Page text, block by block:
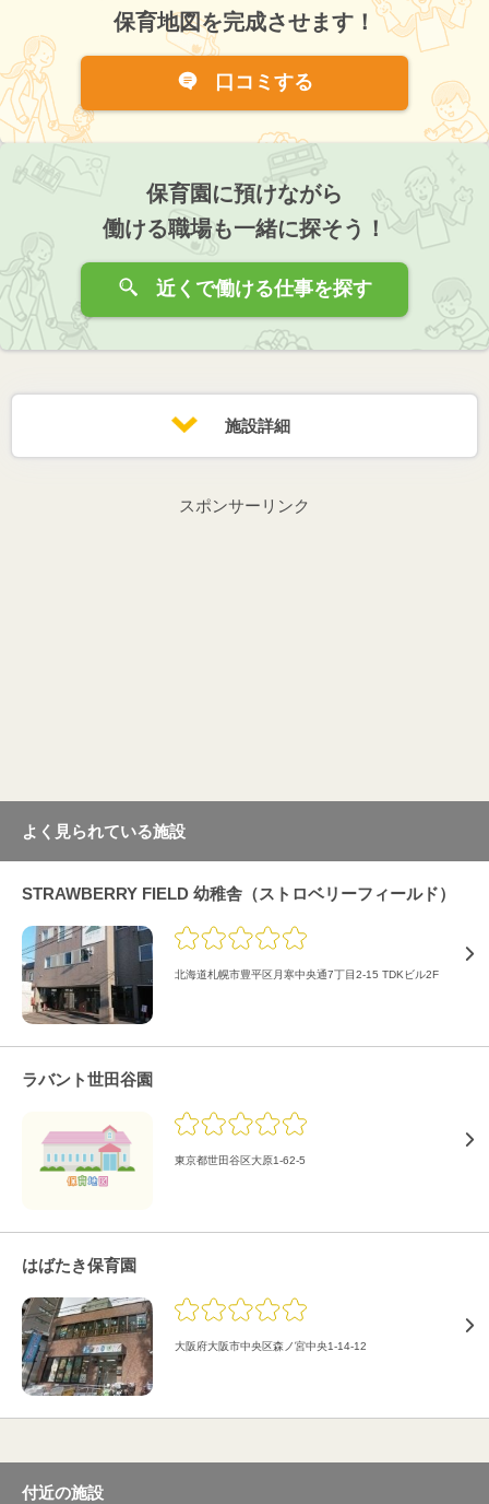
保育地図を完成させます！
口コミする
保育園に預けながら
働ける職場も一緒に探そう！
近くで働ける仕事を探す
施設詳細
スポンサーリンク
よく見られている施設
STRAWBERRY FIELD 幼稚舎（ストロベリーフィールド）
北海道札幌市豊平区月寒中央通7丁目2-15 TDKビル2F
ラバント世田谷園
東京都世田谷区大原1-62-5
はばたき保育園
大阪府大阪市中央区森ノ宮中央1-14-12
付近の施設